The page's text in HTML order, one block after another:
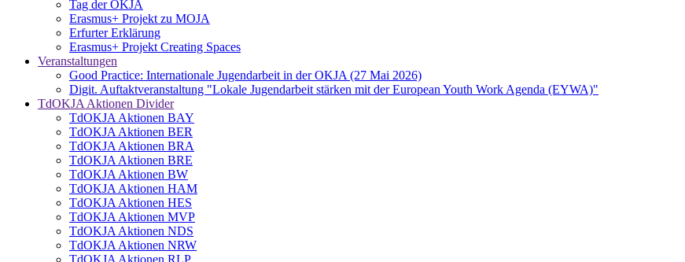
Tag der OKJA
Erasmus+ Projekt zu MOJA
Erfurter Erklärung
Erasmus+ Projekt Creating Spaces
Veranstaltungen
Good Practice: Internationale Jugendarbeit in der OKJA (27 Mai 2026)
Digit. Auftaktveranstaltung "Lokale Jugendarbeit stärken mit der European Youth Work Agenda (EYWA)"
TdOKJA Aktionen Divider
TdOKJA Aktionen BAY
TdOKJA Aktionen BER
TdOKJA Aktionen BRA
TdOKJA Aktionen BRE
TdOKJA Aktionen BW
TdOKJA Aktionen HAM
TdOKJA Aktionen HES
TdOKJA Aktionen MVP
TdOKJA Aktionen NDS
TdOKJA Aktionen NRW
TdOKJA Aktionen RLP